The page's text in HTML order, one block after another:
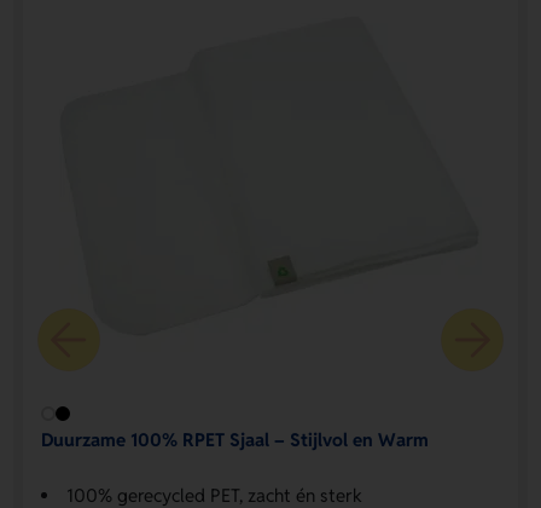
Duurzame 100% RPET Sjaal – Stijlvol en Warm
100% gerecycled PET, zacht én sterk